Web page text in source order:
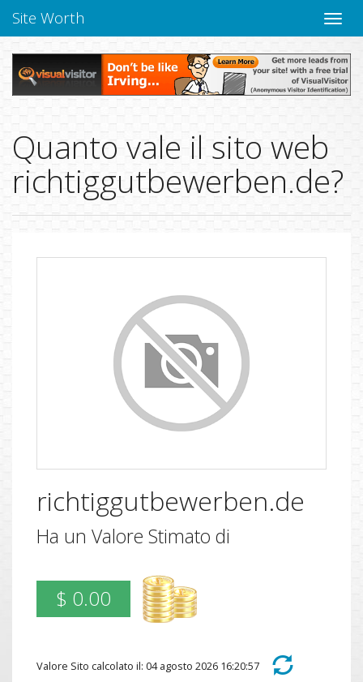
Chiudi
Site Worth
Quanto vale il sito web
richtiggutbewerben.de?
richtiggutbewerben.de
Ha un Valore Stimato di
$ 0.00
Valore Sito calcolato il: 04 agosto 2026 16:20:57